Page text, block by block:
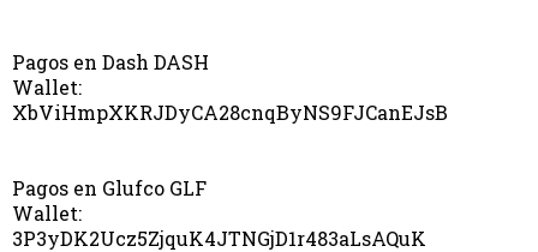
Pagos en Dash DASH
Wallet:
XbViHmpXKRJDyCA28cnqByNS9FJCanEJsB
Pagos en Glufco GLF
Wallet:
3P3yDK2Ucz5ZjquK4JTNGjD1r483aLsAQuK